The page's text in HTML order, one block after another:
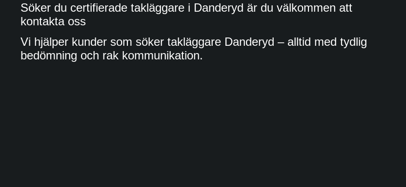
Söker du certifierade takläggare i Danderyd är du välkommen att
kontakta oss
Vi hjälper kunder som söker takläggare Danderyd – alltid med tydlig
bedömning och rak kommunikation.